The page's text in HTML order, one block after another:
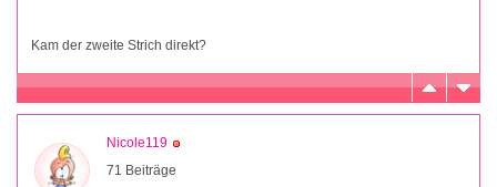
Kam der zweite Strich direkt?
Nicole119
71 Beiträge